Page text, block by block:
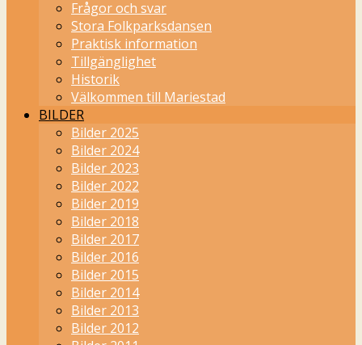
Frågor och svar
Stora Folkparksdansen
Praktisk information
Tillgänglighet
Historik
Välkommen till Mariestad
BILDER
Bilder 2025
Bilder 2024
Bilder 2023
Bilder 2022
Bilder 2019
Bilder 2018
Bilder 2017
Bilder 2016
Bilder 2015
Bilder 2014
Bilder 2013
Bilder 2012